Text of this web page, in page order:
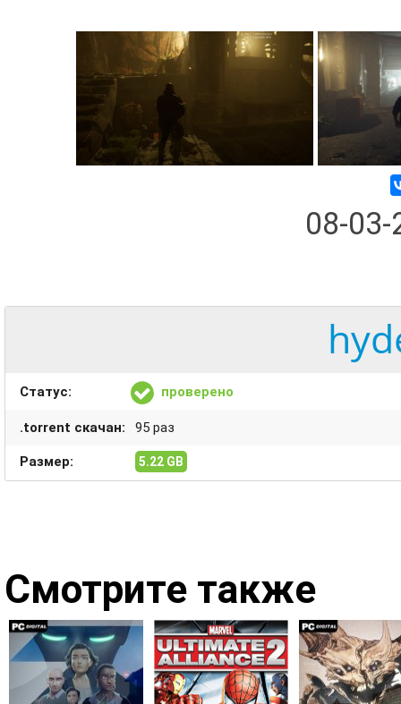
08-
Статус: проверено
.torrent скачан: 95 раз
Размер: 5.22 GB
Смотрите также